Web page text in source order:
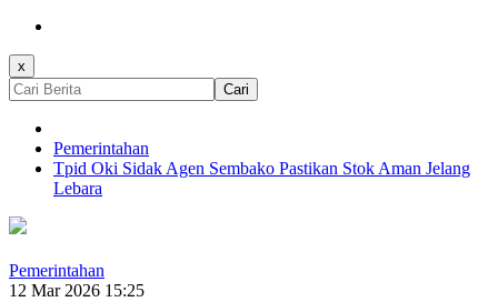
x
Cari
Pemerintahan
Tpid Oki Sidak Agen Sembako Pastikan Stok Aman Jelang
Lebara
Pemerintahan
12 Mar 2026 15:25